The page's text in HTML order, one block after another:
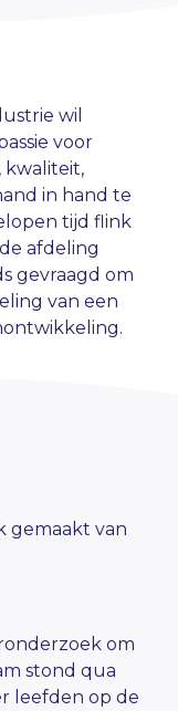
wil
voor
kwaliteit,
in hand te
tijd flink
afdeling
gevraagd om
van een
gemaakt van
om
stond qua
leefden op de